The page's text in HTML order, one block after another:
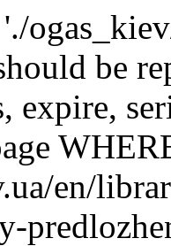
be
expire,
en/